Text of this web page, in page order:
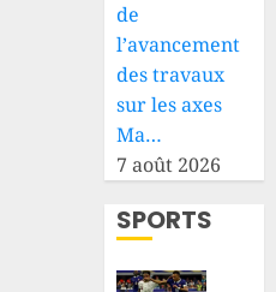
de
l’avancement
des travaux
sur les axes
Ma…
7 août 2026
SPORTS